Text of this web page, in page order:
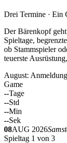
Drei Termine · Ein
Der Bärenkopf
Spieltage,
ob Stammspieler
teuerste
August:
Game
--Tage
--Std
--Min
--Sek
08AUG 2026
Spieltag 1 von 3